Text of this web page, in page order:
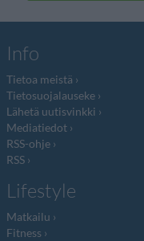
Info
Tietoa meistä
Tietosuojalauseke
Lähetä uutisvinkki
Mediatiedot
RSS-ohje
RSS
Lifestyle
Matkailu
Fitness